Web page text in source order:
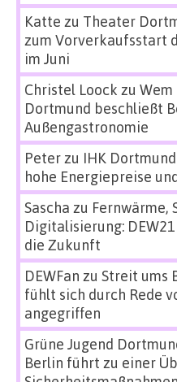
Katte zu Theater
zum Vorverkaufsstart
im Juni
Christel Loock zu
Dortmund beschließt
Außengastronomie
Peterzu IHK
hohe Energiepreise
Sascha zu Fernwärme,
Digitalisierung:
die Zukunft
DEWFan zu Streit ums
fühlt sich durch Rede
angegriffen
Grüne Jugend
Berlin führt zu einer